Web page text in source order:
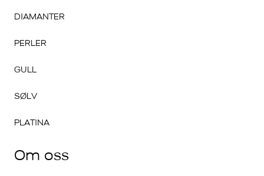
DIAMANTER
PERLER
GULL
SØLV
PLATINA
Om oss